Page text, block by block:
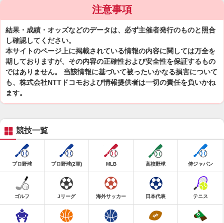
注意事項
結果・成績・オッズなどのデータは、必ず主催者発行のものと照合
し確認してください。
本サイトのページ上に掲載されている情報の内容に関しては万全を
期しておりますが、その内容の正確性および安全性を保証するもの
ではありません。 当該情報に基づいて被ったいかなる損害について
も、株式会社NTTドコモおよび情報提供者は一切の責任を負いかね
ます。
競技一覧
プロ野球 プロ野球(2軍) MLB 高校野球 侍ジャパン
ゴルフ Jリーグ 海外サッカー 日本代表 テニス